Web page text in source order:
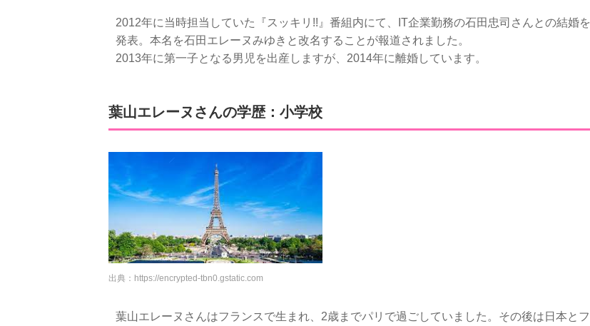
2012年に当時担当していた『スッキリ!!』番組内にて、IT企業勤務の石田忠司さんとの結婚を
発表。本名を石田エレーヌみゆきと改名することが報道されました。
2013年に第一子となる男児を出産しますが、2014年に離婚しています。
葉山エレーヌさんの学歴：小学校
出典： https://encrypted-tbn0.gstatic.com
葉山エレーヌさんはフランスで生まれ、2歳までパリで過ごしていました。その後は日本とフ